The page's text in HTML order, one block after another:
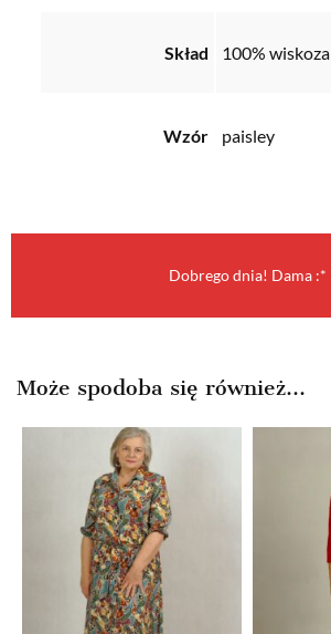
Skład 100% wiskoza
Wzór paisley
Dobrego dnia! Dama :*
Może spodoba się również…